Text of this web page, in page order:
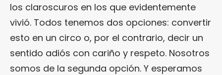
los claroscuros en los que evidentemente
vivió. Todos tenemos dos opciones: convertir
esto en un circo o, por el contrario, decir un
sentido adiós con cariño y respeto. Nosotros
somos de la segunda opción. Y esperamos